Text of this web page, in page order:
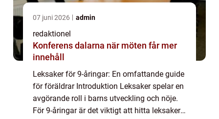
07 juni 2026 admin
redaktionel
Konferens dalarna när möten får mer
innehåll
Leksaker för 9-åringar: En omfattande guide
för föräldrar Introduktion Leksaker spelar en
avgörande roll i barns utveckling och nöje.
För 9-åringar är det viktigt att hitta leksaker